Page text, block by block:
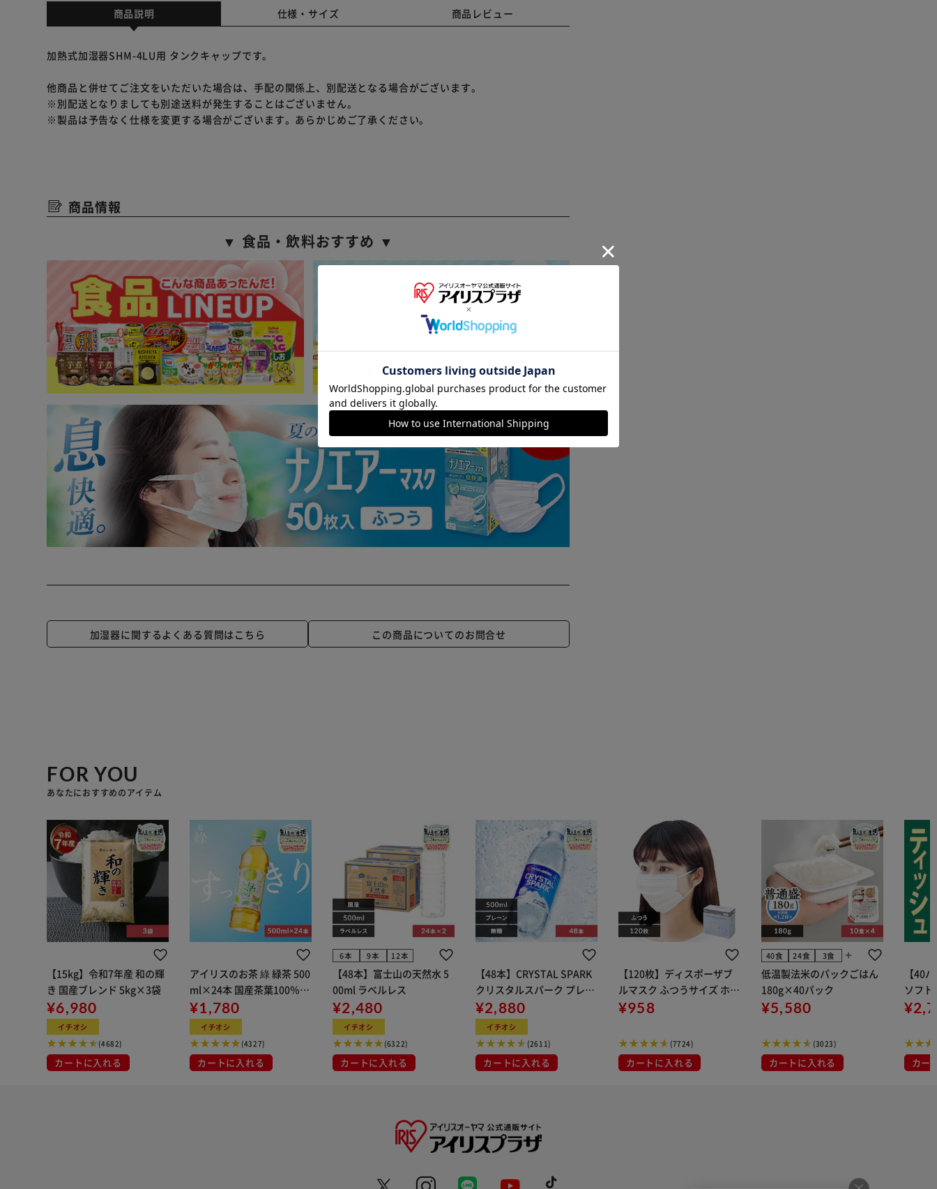
商品説明 仕様・サイズ 商品レビュー
加熱式加湿器SHM-4LU用 タンクキャップです。
他商品と併せてご注文をいただいた場合は、手配の関係上、別配送となる場合がございます。
※別配送となりましても別途送料が発生することはございません。
※製品は予告なく仕様を変更する場合がございます。あらかじめご了承ください。
商品情報
▼ 食品・飲料おすすめ ▼
加湿器に関するよくある質問はこちら この商品についてのお問合せ
FOR YOU
あなたにおすすめのアイテム
【15kg】令和7年産 和の輝
き 国産ブレンド 5kg×3袋
¥6,980
イチオシ
(4682)
カートに入れる
アイリスのお茶 綠 緑茶 500
ml×24本 国産茶葉100％使
用
¥1,780
イチオシ
(4327)
カートに入れる
6本 9本 12本
【48本】富士山の天然水 5
00ml ラベルレス
¥2,480
イチオシ
(6322)
カートに入れる
【48本】CRYSTAL SPARK
クリスタルスパーク プレー
ン 500ml
¥2,880
イチオシ
(2611)
カートに入れる
【120枚】ディスポーザブ
ルマスク ふつうサイズ ホワ
イト 大容量 DISPOSABLE
布
¥958
(7724)
カートに入れる
40食 24食 3食 add
低温製法米のパックごはん
180g×40パック
¥5,580
(3023)
カートに入れる
【40
ソフ
組) 5
カー
※ご確認ください